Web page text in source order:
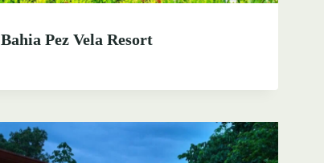
Bahia Pez Vela Resort